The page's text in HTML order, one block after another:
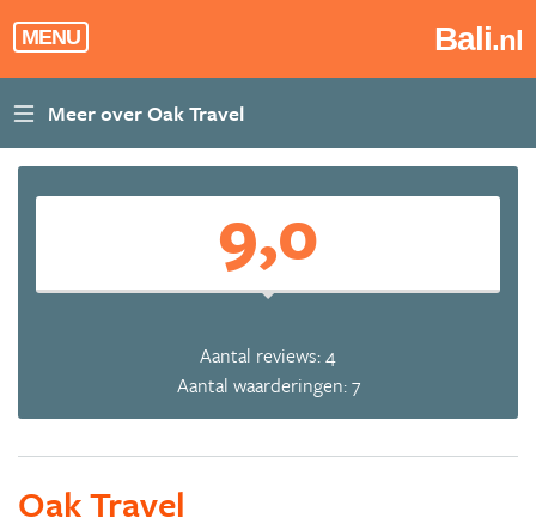
MENU Bali.nl
9,0
Aantal reviews: 4
Aantal waarderingen: 7
Oak Travel